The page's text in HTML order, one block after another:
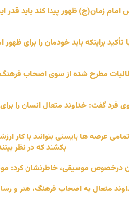
امام زمان(ج) ظهور پیدا کند باید
تأکید براینکه باید خودمان را برای
مطرح شده از سوی اصحاب فرهنگ،
فرد گفت: خداوند متعال انسان را
تمامی عرصه ها بایستی بتوانند با
بکشند که در نظر
درخصوص موسیقی، خاطرنشان کرد:
متعال به اصحاب فرهنگ، هنر و